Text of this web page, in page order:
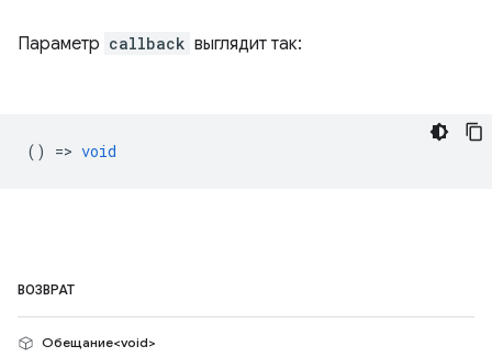
Параметр callback выглядит так:
() => void
ВОЗВРАТ
Обещание<void>